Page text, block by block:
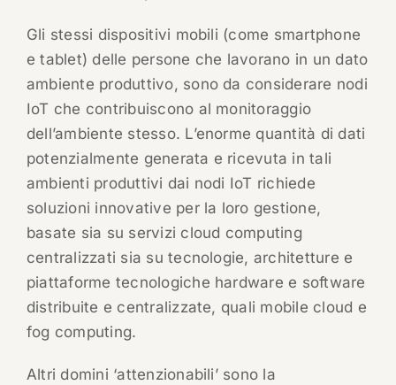
Gli stessi dispositivi mobili (come smartphone
e tablet) delle persone che lavorano in un dato
ambiente produttivo, sono da considerare nodi
IoT che contribuiscono al monitoraggio
dell’ambiente stesso. L’enorme quantità di dati
potenzialmente generata e ricevuta in tali
ambienti produttivi dai nodi IoT richiede
soluzioni innovative per la loro gestione,
basate sia su servizi cloud computing
centralizzati sia su tecnologie, architetture e
piattaforme tecnologiche hardware e software
distribuite e centralizzate, quali mobile cloud e
fog computing.
Altri domini ‘attenzionabili’ sono la